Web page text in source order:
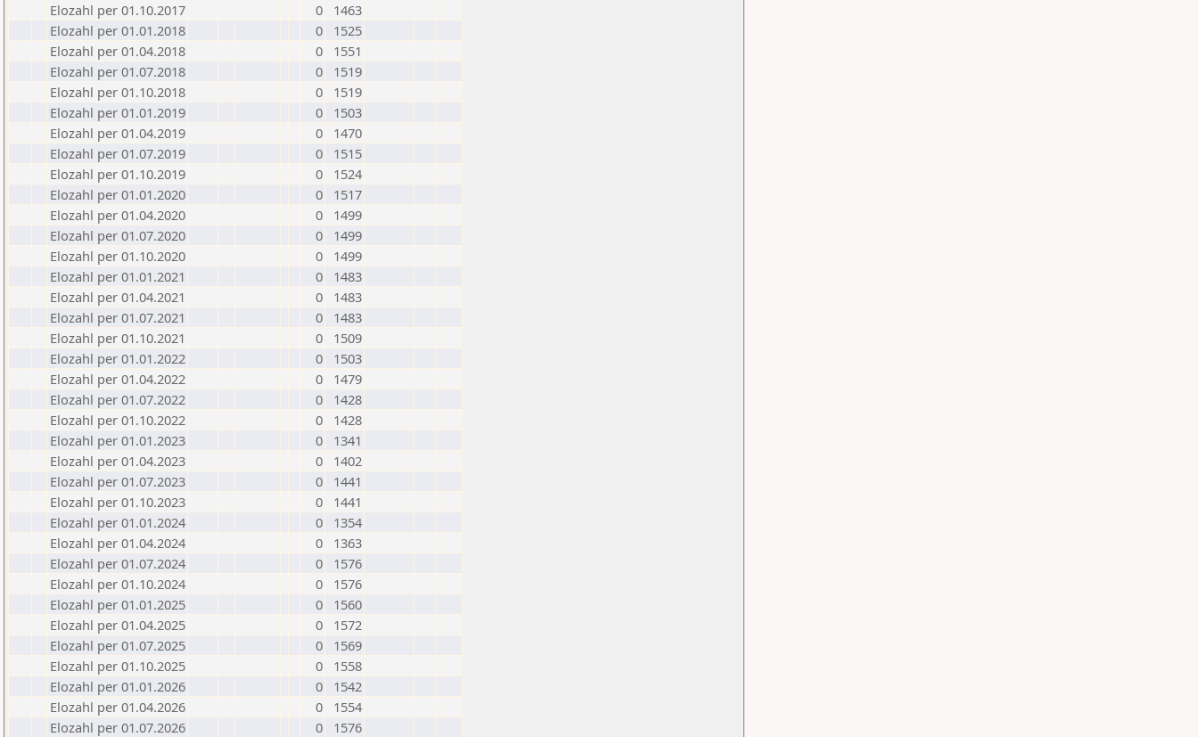
Elozahl per 01.10.2017
0
1463
Elozahl per 01.01.2018
0
1525
Elozahl per 01.04.2018
0
1551
Elozahl per 01.07.2018
0
1519
Elozahl per 01.10.2018
0
1519
Elozahl per 01.01.2019
0
1503
Elozahl per 01.04.2019
0
1470
Elozahl per 01.07.2019
0
1515
Elozahl per 01.10.2019
0
1524
Elozahl per 01.01.2020
0
1517
Elozahl per 01.04.2020
0
1499
Elozahl per 01.07.2020
0
1499
Elozahl per 01.10.2020
0
1499
Elozahl per 01.01.2021
0
1483
Elozahl per 01.04.2021
0
1483
Elozahl per 01.07.2021
0
1483
Elozahl per 01.10.2021
0
1509
Elozahl per 01.01.2022
0
1503
Elozahl per 01.04.2022
0
1479
Elozahl per 01.07.2022
0
1428
Elozahl per 01.10.2022
0
1428
Elozahl per 01.01.2023
0
1341
Elozahl per 01.04.2023
0
1402
Elozahl per 01.07.2023
0
1441
Elozahl per 01.10.2023
0
1441
Elozahl per 01.01.2024
0
1354
Elozahl per 01.04.2024
0
1363
Elozahl per 01.07.2024
0
1576
Elozahl per 01.10.2024
0
1576
Elozahl per 01.01.2025
0
1560
Elozahl per 01.04.2025
0
1572
Elozahl per 01.07.2025
0
1569
Elozahl per 01.10.2025
0
1558
Elozahl per 01.01.2026
0
1542
Elozahl per 01.04.2026
0
1554
Elozahl per 01.07.2026
0 1576